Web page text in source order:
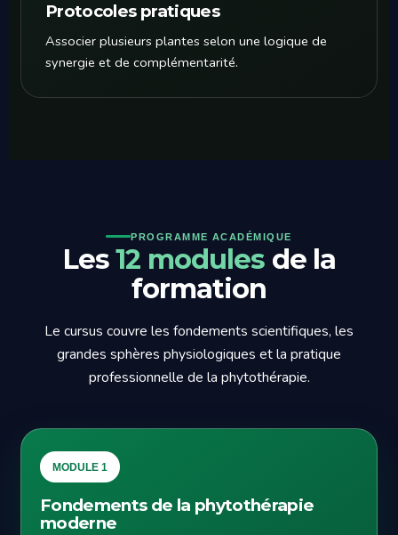
Protocoles pratiques
Associer plusieurs plantes selon une logique de
synergie et de complémentarité.
PROGRAMME ACADÉMIQUE
Les12 modulesde la
formation
Le cursus couvre les fondements scientifiques, les
grandes sphères physiologiques et la pratique
professionnelle de la phytothérapie.
MODULE 1
Fondements de la phytothérapie
moderne